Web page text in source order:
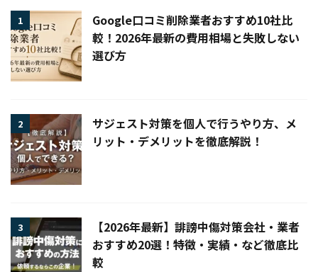
1
Google口コミ削除業者おすすめ10社比
較！2026年最新の費用相場と失敗しない
選び方
2
サジェスト対策を個人で行うやり方、メ
リット・デメリットを徹底解説！
3
【2026年最新】誹謗中傷対策会社・業者
おすすめ20選！特徴・実績・など徹底比
較